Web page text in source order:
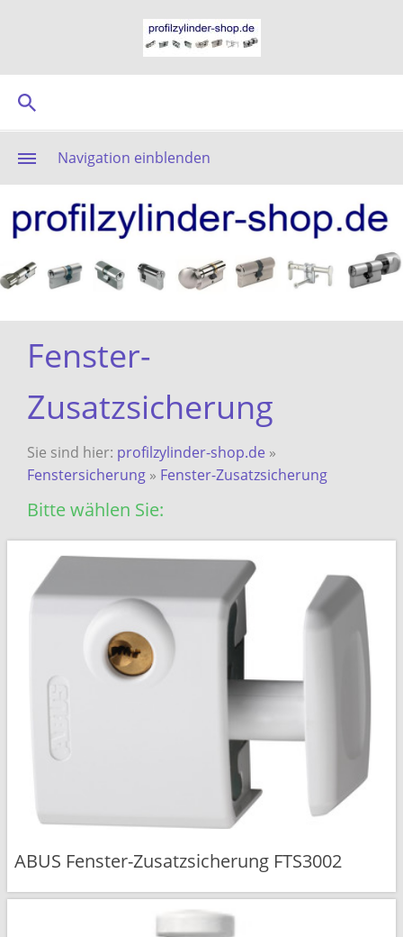
Navigation einblenden
Fenster-
Zusatzsicherung
Sie sind hier: profilzylinder-shop.de »
Fenstersicherung » Fenster-Zusatzsicherung
Bitte wählen Sie:
ABUS Fenster-Zusatzsicherung FTS3002